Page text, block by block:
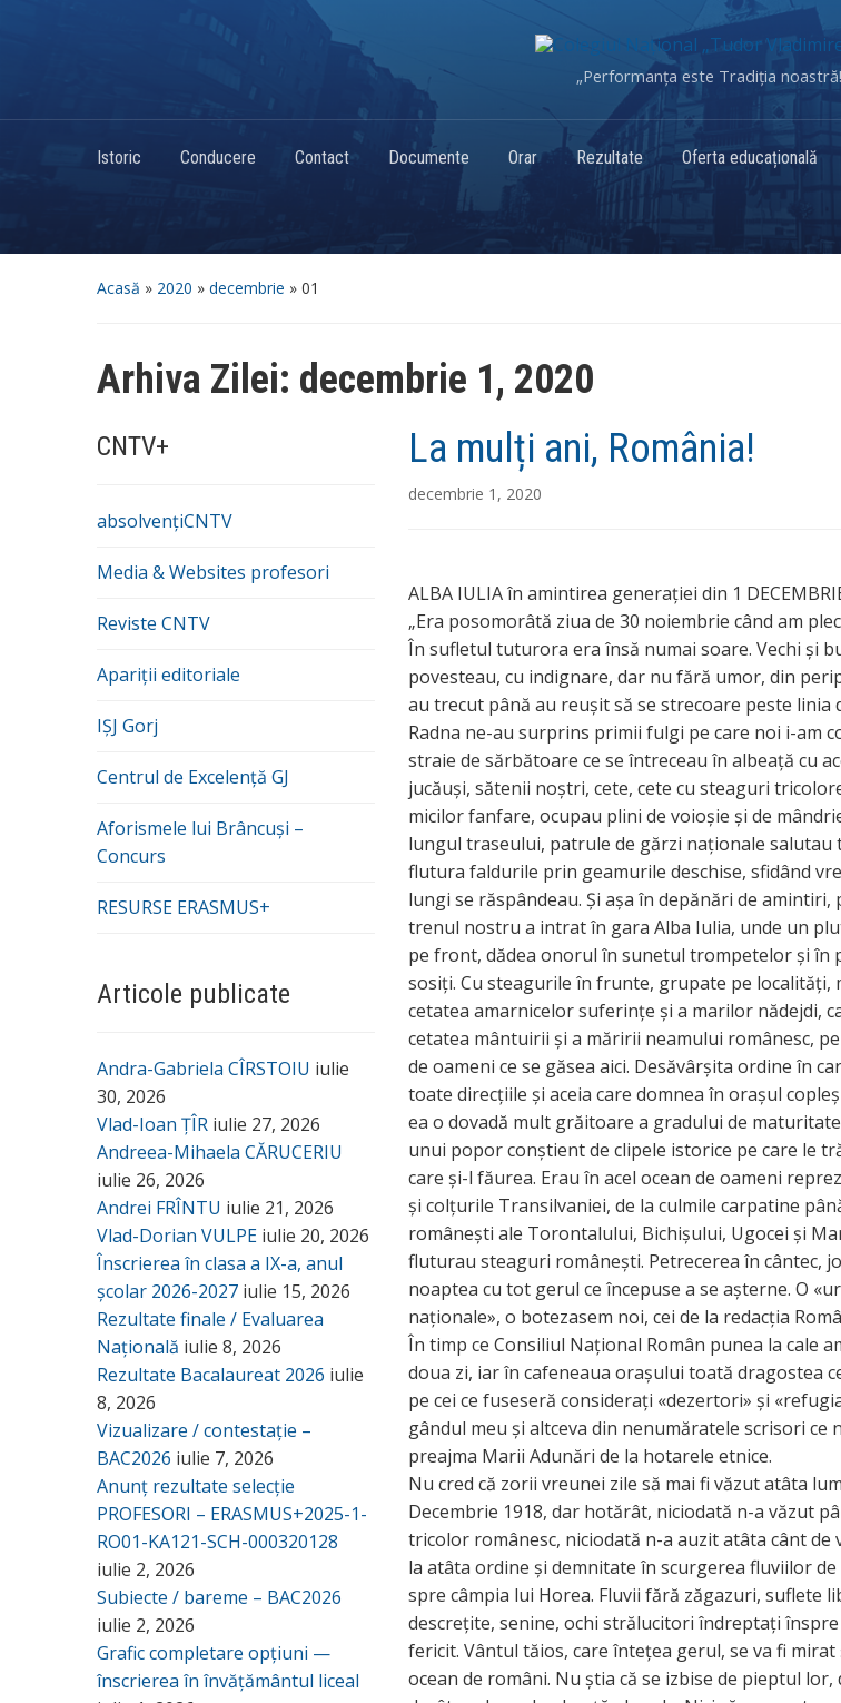
„Performanța este Tradiția noastră!
Istoric Conducere Contact Documente Orar Rezultate Oferta educațională
Acasă » 2020 » decembrie » 01
Arhiva Zilei: decembrie 1, 2020
CNTV+
absolvențiCNTV
Media & Websites profesori
Reviste CNTV
Apariții editoriale
IȘJ Gorj
Centrul de Excelență GJ
Aforismele lui Brâncuși –
Concurs
RESURSE ERASMUS+
Articole publicate
Andra-Gabriela CÎRSTOIU iulie
30, 2026
Vlad-Ioan ȚÎR iulie 27, 2026
Andreea-Mihaela CĂRUCERIU
iulie 26, 2026
Andrei FRÎNTU iulie 21, 2026
Vlad-Dorian VULPE iulie 20, 2026
Înscrierea în clasa a IX-a, anul
școlar 2026-2027 iulie 15, 2026
Rezultate finale / Evaluarea
Națională iulie 8, 2026
Rezultate Bacalaureat 2026 iulie
8, 2026
Vizualizare / contestație –
BAC2026 iulie 7, 2026
Anunț rezultate selecție
PROFESORI – ERASMUS+2025-1-
RO01-KA121-SCH-000320128
iulie 2, 2026
Subiecte / bareme – BAC2026
iulie 2, 2026
Grafic completare opțiuni —
înscrierea în învățământul liceal
La mulți ani, România!
decembrie 1, 2020
ALBA IULIA în amintirea generației din 1
„Era posomorâtă ziua de 30 noiembrie când am
În sufletul tuturora era însă numai soare. Vechi și
povesteau, cu indignare, dar nu fără umor, din
au trecut până au reușit să se strecoare peste linia
Radna ne-au surprins primii fulgi pe care noi i-am
straie de sărbătoare ce se întreceau în albeață cu
jucăuși, sătenii noștri, cete, cete cu steaguri
micilor fanfare, ocupau plini de voioșie și de
lungul traseului, patrule de gărzi naționale salutau
flutura faldurile prin geamurile deschise, sfidând
lungi se răspândeau. Și așa în depănări de
trenul nostru a intrat în gara Alba Iulia, unde un
pe front, dădea onorul în sunetul trompetelor și în
sosiți. Cu steagurile în frunte, grupate pe localități,
cetatea amarnicelor suferințe și a marilor nădejdi,
cetatea mântuirii și a măririi neamului românesc,
de oameni ce se găsea aici. Desăvârșita ordine în
toate direcțiile și aceia care domnea în orașul
ea o dovadă mult grăitoare a gradului de
unui popor conștient de clipele istorice pe care le
care și-l făurea. Erau în acel ocean de oameni
și colțurile Transilvaniei, de la culmile carpatine
românești ale Torontalului, Bichișului, Ugocei și
fluturau steaguri românești. Petrecerea în cântec,
noaptea cu tot gerul ce începuse a se așterne. O
naționale», o botezasem noi, cei de la redacția
În timp ce Consiliul Național Român punea la cale
doua zi, iar în cafeneaua orașului toată dragostea
pe cei ce fuseseră considerați «dezertori» și
gândul meu și altceva din nenumăratele scrisori ce
preajma Marii Adunări de la hotarele etnice.
Nu cred că zorii vreunei zile să mai fi văzut atâta
Decembrie 1918, dar hotărât, niciodată n-a văzut
tricolor românesc, niciodată n-a auzit atâta cânt de
la atâta ordine și demnitate în scurgerea fluviilor
spre câmpia lui Horea. Fluvii fără zăgazuri, suflete
descrețite, senine, ochi strălucitori îndreptați
fericit. Vântul tăios, care întețea gerul, se va fi mirat
ocean de români. Nu știa că se izbise de pieptul